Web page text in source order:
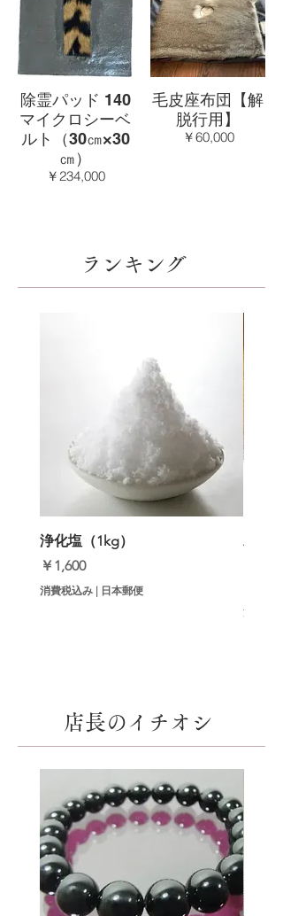
除霊パッド 140
マイクロシーベ
ルト（30㎝×30
㎝）
￥234,000
毛皮座布団【解
脱行用】
￥60,000
​ランキング
浄化塩（1kg）
価格
￥1,600
消費税込み | 日本郵便
邪気
消費税込
店長のイチオシ